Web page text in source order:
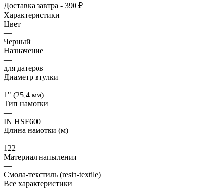
Доставка завтра - 390 ₽
Характеристики
Цвет
—
Черный
Назначение
—
для датеров
Диаметр втулки
—
1" (25,4 мм)
Тип намотки
—
IN HSF600
Длина намотки (м)
—
122
Материал напыления
—
Смола-текстиль (resin-textile)
Все характеристики